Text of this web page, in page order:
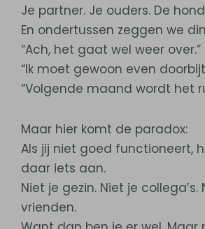
Je partner. Je ouders. De
En ondertussen zeggen we
“Ach, het gaat wel weer over.”
“Ik moet gewoon even
“Volgende maand wordt het
Maar hier komt de paradox:
Als jij niet goed functioneert,
daar iets aan.
Niet je gezin. Niet je collega’s.
vrienden.